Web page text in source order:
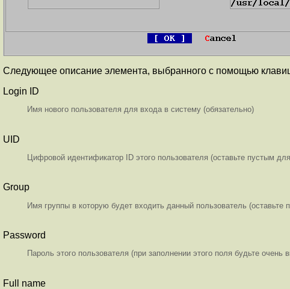
Следующее описание элемента, выбранного с помощью
Login ID
Имя нового пользователя для входа в систему (обязательно)
UID
Цифровой идентификатор ID этого пользователя (оставьте пустым
Group
Имя группы в которую будет входить данный пользователь (оставьте
Password
Пароль этого пользователя (при заполнении этого поля будьте очень
Full name